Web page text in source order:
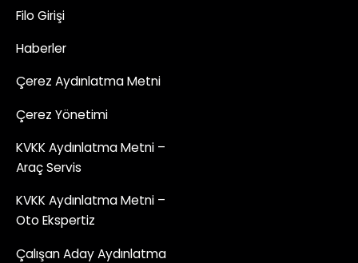
Filo Girişi
Haberler
Çerez Aydınlatma Metni
Çerez Yönetimi
KVKK Aydınlatma Metni –
Araç Servis
KVKK Aydınlatma Metni –
Oto Ekspertiz
Çalışan Aday Aydınlatma